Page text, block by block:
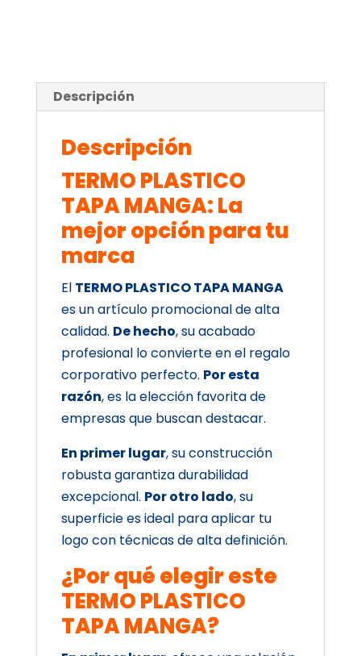
Descripción
Descripción
TERMO PLASTICO
TAPA MANGA: La
mejor opción para tu
marca
El TERMO PLASTICO TAPA MANGA
es un artículo promocional de alta
calidad. De hecho, su acabado
profesional lo convierte en el regalo
corporativo perfecto. Por esta
razón, es la elección favorita de
empresas que buscan destacar.
En primer lugar, su construcción
robusta garantiza durabilidad
excepcional. Por otro lado, su
superficie es ideal para aplicar tu
logo con técnicas de alta definición.
¿Por qué elegir este
TERMO PLASTICO
TAPA MANGA?